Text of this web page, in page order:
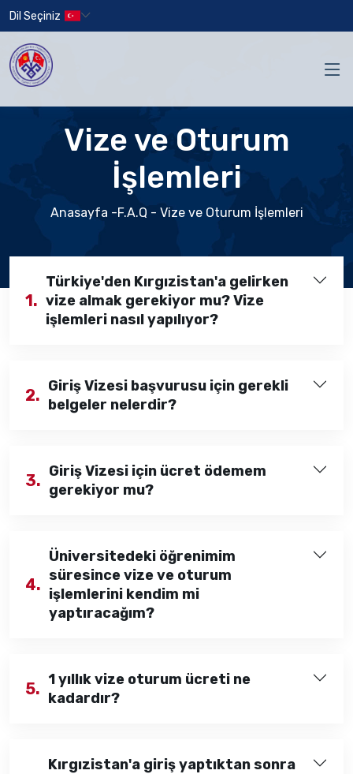
Dil Seçiniz
Vize ve Oturum
İşlemleri
Anasayfa -F.A.Q - Vize ve Oturum İşlemleri
1.
Türkiye'den Kırgızistan'a gelirken
vize almak gerekiyor mu? Vize
işlemleri nasıl yapılıyor?
2. Giriş Vizesi başvurusu için gerekli
belgeler nelerdir?
3. Giriş Vizesi için ücret ödemem
gerekiyor mu?
4.
Üniversitedeki öğrenimim
süresince vize ve oturum
işlemlerini kendim mi
yaptıracağım?
5. 1 yıllık vize oturum ücreti ne
kadardır?
Kırgızistan'a giriş yaptıktan sonra